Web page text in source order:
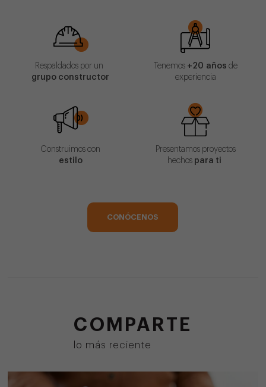
Respaldados por un
grupo constructor
Tenemos +20 años de
experiencia
Construimos con
estilo
Presentamos proyectos
hechos para ti
CONÓCENOS
COMPARTE
lo más reciente